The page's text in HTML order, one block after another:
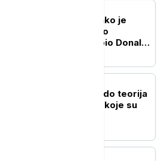
Istraga u Vašingtonu: Kako je
komercijalni avion prišao
helikopteru u kojem je bio Donald
Od "otvorene granice" do teorija
zavere: Dezinformacije koje su